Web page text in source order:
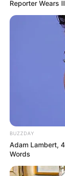
Reporter Wears
BUZZDAY
Adam Lambert,
Words